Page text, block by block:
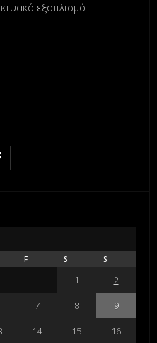
εξοπλισμό
F S S
1
2
7 8
9
14 15
16